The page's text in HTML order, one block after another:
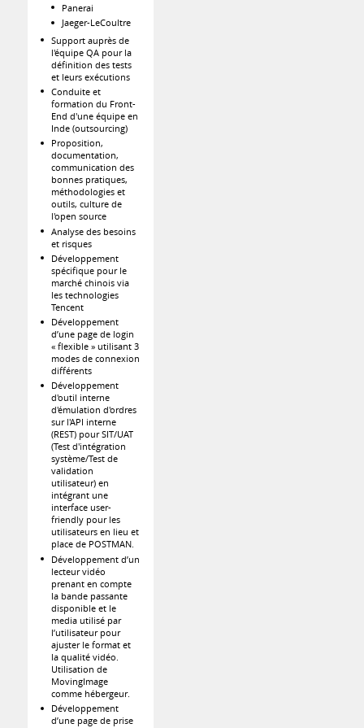
Panerai
Jaeger-LeCoultre
Support auprès de
l'équipe QA pour la
définition des tests
et leurs exécutions
Conduite et
formation du Front-
End d'une équipe en
Inde (outsourcing)
Proposition,
documentation,
communication des
bonnes pratiques,
méthodologies et
outils, culture de
l'open source
Analyse des besoins
et risques
Développement
spécifique pour le
marché chinois via
les technologies
Tencent
Développement
d’une page de login
« flexible » utilisant 3
modes de connexion
différents
Développement
d'outil interne
d'émulation d'ordres
sur l'API interne
(REST) pour SIT/UAT
(Test d'intégration
système/Test de
validation
utilisateur) en
intégrant une
interface user-
friendly pour les
utilisateurs en lieu et
place de POSTMAN.
Développement d’un
lecteur vidéo
prenant en compte
la bande passante
disponible et le
media utilisé par
l’utilisateur pour
ajuster le format et
la qualité vidéo.
Utilisation de
MovingImage
comme hébergeur.
Développement
d’une page de prise